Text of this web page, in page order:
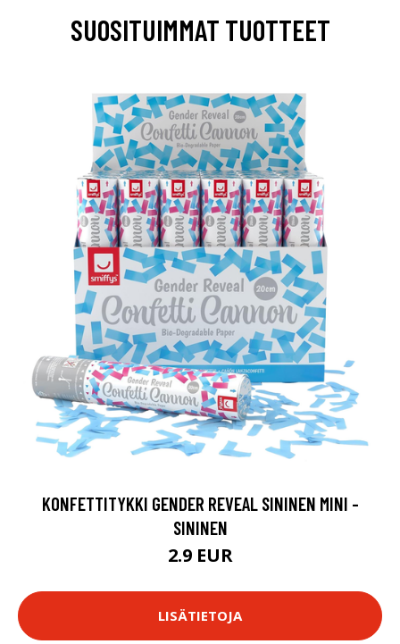
SUOSITUIMMAT TUOTTEET
KONFETTITYKKI GENDER REVEAL SININEN MINI -
SININEN
2.9 EUR
LISÄTIETOJA